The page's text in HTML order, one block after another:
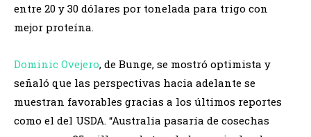
entre 20 y 30 dólares por tonelada para trigo con
mejor proteína.
Dominic Ovejero, de Bunge, se mostró optimista y
señaló que las perspectivas hacia adelante se
muestran favorables gracias a los últimos reportes
como el del USDA. “Australia pasaría de cosechas